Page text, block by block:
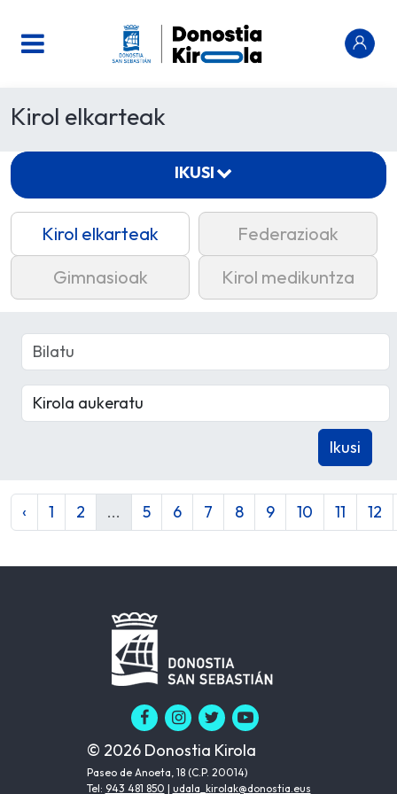
Kirol elkarteak
Kirol elkarteak
Federazioak
Gimnasioak
Kirol medikuntza
‹ 1 2 ... 5 6 7 8 9 10 11 12
IKUSI
© 2026 Donostia Kirola
Paseo de Anoeta, 18 (C.P. 20014)
Tel: 943 481 850 | udala_kirolak@donostia.eus